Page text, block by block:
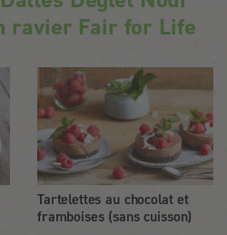
ravier Fair for Life
Tartelettes au chocolat et
framboises (sans cuisson)